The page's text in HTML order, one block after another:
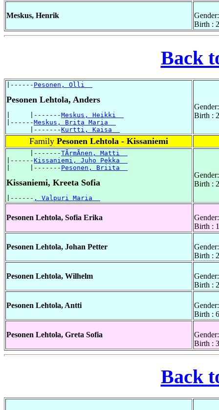
Meskus, Henrik
Birth :
Back
|------ Pesonen, Olli
Pesonen Lehtola, Anders
|     |-------Meskus, Heikki
|------Meskus, Brita Maria
      |-------
Kurtti, Kaisa
Birth :
Family Pesonen Lehtola - Kissaniemi
      |-------
TÃrmÃnen, Matti
|------Kissaniemi, Juho Pekka
|     |------- Pesonen, Briita
Kissaniemi, Kreeta Sofia
|------ , Valpuri Maria
Birth :
Pesonen Lehtola, Sofia Erika
Birth :
Pesonen Lehtola, Johan Petter
Birth :
Pesonen Lehtola, Wilhelm
Birth :
Pesonen Lehtola, Antti
Birth :
Pesonen Lehtola, Greta Sofia
Birth :
Back